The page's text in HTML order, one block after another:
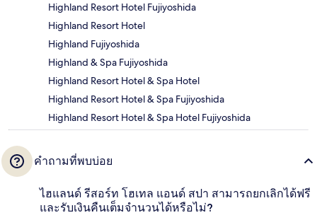
Highland Resort Hotel Fujiyoshida
Highland Resort Hotel
Highland Fujiyoshida
Highland & Spa Fujiyoshida
Highland Resort Hotel & Spa Hotel
Highland Resort Hotel & Spa Fujiyoshida
Highland Resort Hotel & Spa Hotel Fujiyoshida
คำถามที่พบบ่อย
ไฮแลนด์ รีสอร์ท โฮเทล แอนด์ สปา สามารถยกเลิกได้ฟรี
และรับเงินคืนเต็มจำนวนได้หรือไม่?